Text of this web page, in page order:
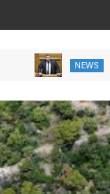
NEWS